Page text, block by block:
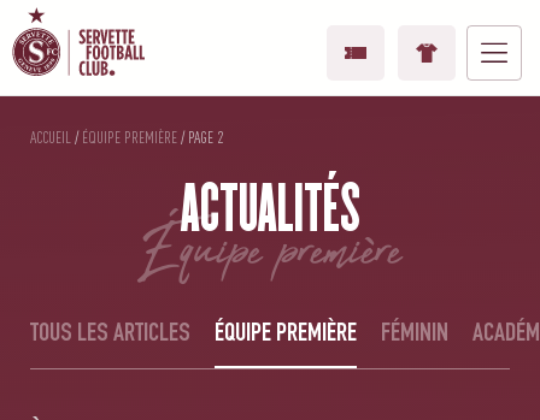
ACCUEIL /ÉQUIPE PREMIÈRE/PAGE 2
ACTUALITÉS
équipe première
TOUS LES ARTICLES ÉQUIPE PREMIÈRE FÉMININ